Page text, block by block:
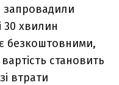
запровадили
30 хвилин
безкоштовними,
становить
втрати